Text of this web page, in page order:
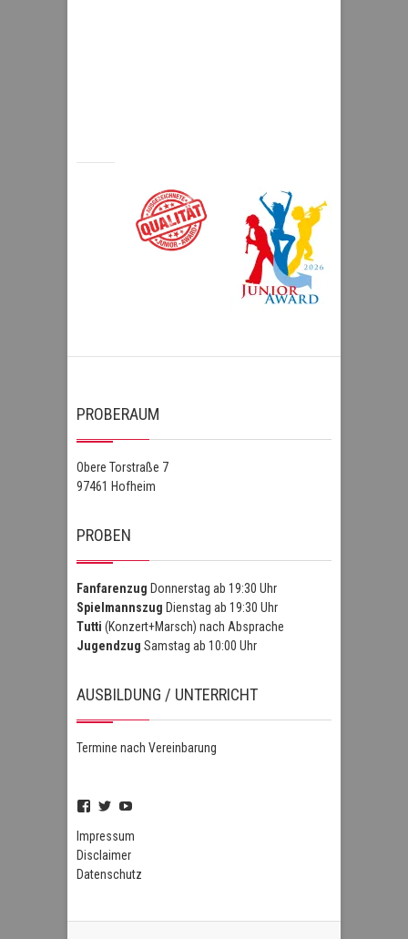
PROBERAUM
Obere Torstraße 7
97461 Hofheim
PROBEN
Fanfarenzug Donnerstag ab 19:30 Uhr
Spielmannszug Dienstag ab 19:30 Uhr
Tutti (Konzert+Marsch) nach Absprache
Jugendzug Samstag ab 10:00 Uhr
AUSBILDUNG / UNTERRICHT
Termine nach Vereinbarung
Profil
FSZHofheim
auf
Facebook
anzeigen
Profil
FSZHOH
Twitter
anzeigen
UCIPUnOSBlWxEpiBka0jOAfw
anzeigen
Impressum
Disclaimer
Datenschutz